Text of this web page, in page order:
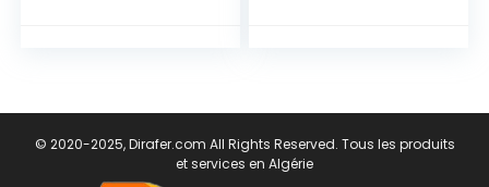
© 2020-2025, Dirafer.com All Rights Reserved. Tous les produits
et services en Algérie